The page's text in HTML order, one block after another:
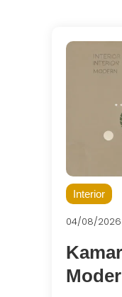
Interior
04/08/2026